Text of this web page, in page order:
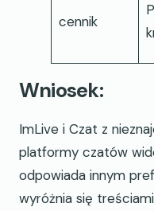
cennik
Wniosek:
ImLive i Czat z
platformy czatów
odpowiada innym
wyróżnia się